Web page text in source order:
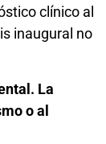
clínico al
inaugural no
La
o al